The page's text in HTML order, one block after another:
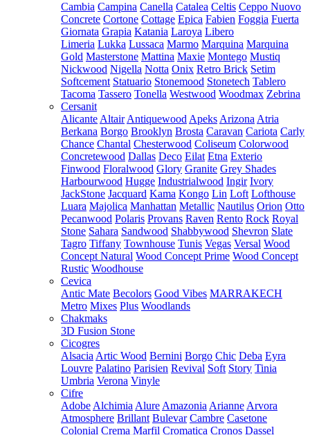
Cambia Campina Canella Catalea Celtis Ceppo Nuovo
Concrete Cortone Cottage Epica Fabien Foggia Fuerta
Giornata Grapia Katania Laroya Libero
Limeria Lukka Lussaca Marmo Marquina Marquina
Gold Masterstone Mattina Maxie Montego Mustiq
Nickwood Nigella Notta Onix Retro Brick Setim
Softcement Statuario Stonemood Stonetech Tablero
Tacoma Tassero Tonella Westwood Woodmax Zebrina
Cersanit
Alicante Altair Antiquewood Apeks Arizona Atria
Berkana Borgo Brooklyn Brosta Caravan Cariota Carly
Chance Chantal Chesterwood Coliseum Colorwood
Concretewood Dallas Deco Eilat Etna Exterio
Finwood Floralwood Glory Granite Grey Shades
Harbourwood Hugge Industrialwood Ingir Ivory
JackStone Jacquard Kama Kongo Lin Loft Lofthouse
Luara Majolica Manhattan Metallic Nautilus Orion Otto
Pecanwood Polaris Provans Raven Rento Rock Royal
Stone Sahara Sandwood Shabbywood Shevron Slate
Tagro Tiffany Townhouse Tunis Vegas Versal Wood
Concept Natural Wood Concept Prime Wood Concept
Rustic Woodhouse
Cevica
Antic Mate Becolors Good Vibes MARRAKECH
Metro Mixes Plus Woodlands
Chakmaks
3D Fusion Stone
Cicogres
Alsacia Artic Wood Bernini Borgo Chic Deba Eyra
Louvre Palatino Parisien Revival Soft Story Tinia
Umbria Verona Vinyle
Cifre
Adobe Alchimia Alure Amazonia Arianne Arvora
Atmosphere Brillant Bulevar Cambre Casetone
Colonial Crema Marfil Cromatica Cronos Dassel